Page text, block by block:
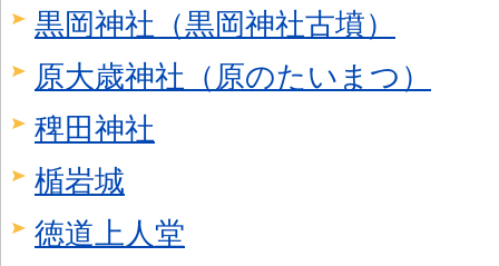
黒岡神社（黒岡神社古墳）
原大歳神社（原のたいまつ）
稗田神社
楯岩城
徳道上人堂